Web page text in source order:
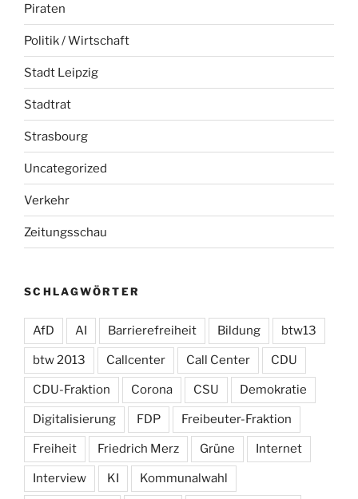
Piraten
Politik / Wirtschaft
Stadt Leipzig
Stadtrat
Strasbourg
Uncategorized
Verkehr
Zeitungsschau
SCHLAGWÖRTER
AfD AI Barrierefreiheit Bildung btw13
btw 2013 Callcenter Call Center CDU
CDU-Fraktion Corona CSU Demokratie
Digitalisierung FDP Freibeuter-Fraktion
Freiheit Friedrich Merz Grüne Internet
Interview KI Kommunalwahl